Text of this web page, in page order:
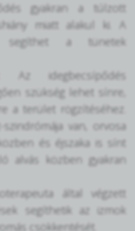
gyakran a túlzott
miatt alakul ki. A
segíthet a tünetek
Az idegbecsípődés
szükség lehet sínre,
a terület rögzítéséhez.
van, orvosa
és éjszaka is sínt
alvás közben gyakran
által végzett
segíthetik az izmok
csökkentését.